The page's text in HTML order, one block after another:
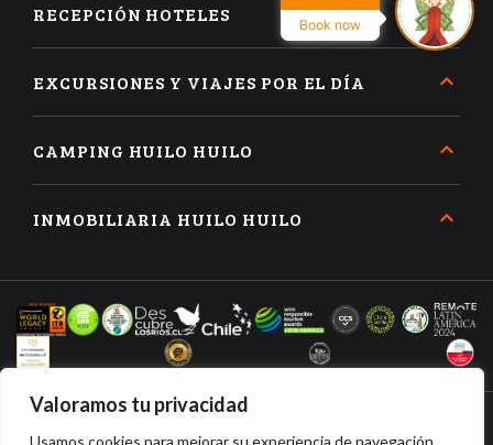
Valoramos tu privacidad
Usamos cookies para mejorar su experiencia de navegación,
RECEPCIÓN HOTELES
EXCURSIONES Y VIAJES POR EL DÍA
CAMPING HUILO HUILO
INMOBILIARIA HUILO HUILO
Book now